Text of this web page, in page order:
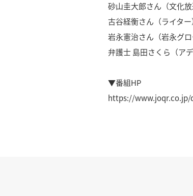
砂山圭大郎さん（文化放
古谷経衡さん（ライター
岩永憲治さん（岩永グロ
弁護士 島田さくら（ア
▼番組HP
https://